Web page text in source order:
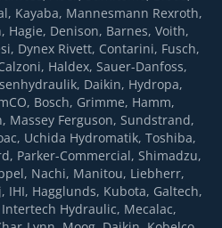
Kayaba, Mannesmann Rexroth,
Hagie, Denison, Barnes, Voith,
Dynex Rivett, Contarini, Fusch,
Haldex, Sauer-Danfoss,
Daikin, Hydropa,
Bosch, Grimme, Hamm,
Massey Ferguson, Sundstrand,
Uchida Hydromatik, Toshiba,
Parker-Commercial, Shimadzu,
Nachi, Manitou, Liebherr,
IHI, Hagglunds, Kubota, Galtech,
Hydraulic, Mecalac,